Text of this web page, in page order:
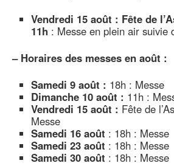
Vendredi 15 août : Fête de
11h : Messe en plein air suivie
– Horaires des messes en août :
Samedi 9 août : 18h : Messe
Dimanche 10 août : 11h :
Vendredi 15 août : Fête de
Messe
Samedi 16 août : 18h : Messe
Samedi 23 août : 18h : Messe
Samedi 30 août : 18h : Messe